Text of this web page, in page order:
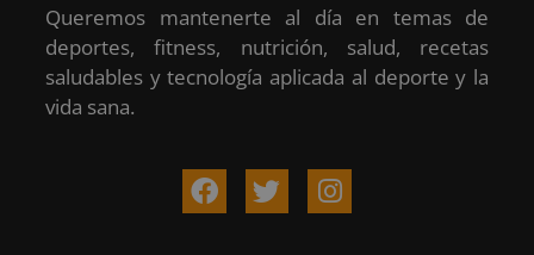
Queremos mantenerte al día en temas de
deportes, fitness, nutrición, salud, recetas
saludables y tecnología aplicada al deporte y la
vida sana.